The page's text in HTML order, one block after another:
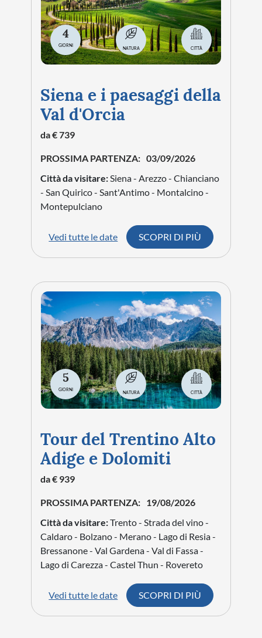
Museo Archeologico
Nazionale di Tuscania
Custodisce reperti provenienti dalle necropoli e
degli Etruschi.
Torre di Lavello
Suggestiva torre medievale affacciata sulla valle,
Parco della Torre di Lavello
Area verde ideale per passeggiare e ammirare il
Quando andare a Tuscania
La primavera e l'autunno sono i periodi migliori
per visitare il borgo e i siti archeologici con
temperature piacevoli, mentre l'estate regala
lunghe giornate perfette per scoprire il
territorio circostante.
Cosa mangiare a Tuscania
La cucina locale propone specialità della Tuscia
come acquacotta, pappardelle al cinghiale, carne
funghi, pecorini e dolci tradizionali
accompagnati dai vini del territorio.
Storia e curiosità di
Tuscania
Tuscania fu uno dei più importanti centri della
civiltà etrusca e successivamente una fiorente
città medievale. Ancora oggi conserva
numerose testimonianze di queste epoche,
interessanti del Lazio.
Curiosità: la Basilica di San Pietro è considerata